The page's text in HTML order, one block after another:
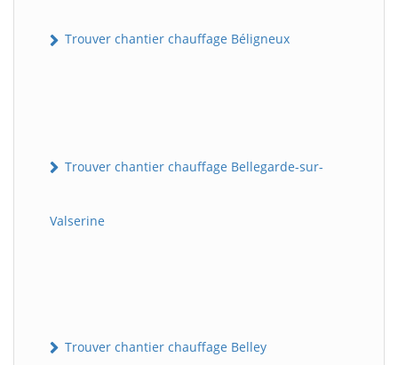
Trouver chantier chauffage Béligneux
Trouver chantier chauffage Bellegarde-sur-
Valserine
Trouver chantier chauffage Belley